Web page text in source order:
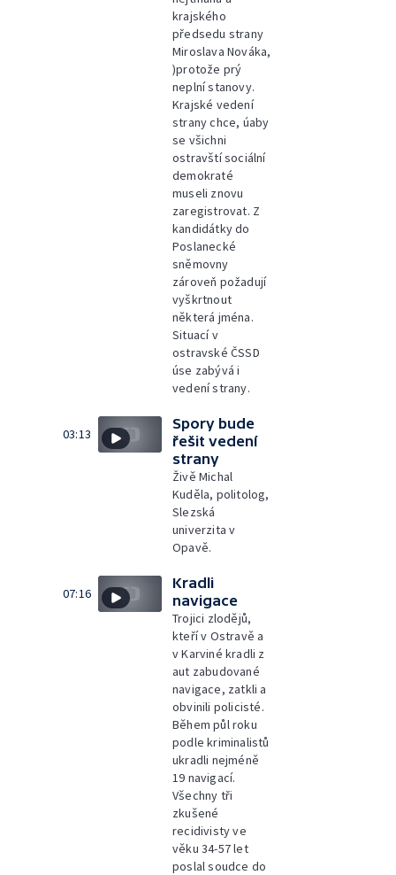
krajského
předsedu strany
Miroslava Nováka,
)protože prý
neplní stanovy.
Krajské vedení
strany chce, úaby
se všichni
ostravští sociální
demokraté
museli znovu
zaregistrovat. Z
kandidátky do
Poslanecké
sněmovny
zároveň požadují
vyškrtnout
některá jména.
Situací v
ostravské ČSSD
úse zabývá i
vedení strany.
03:13
Spory bude
řešit vedení
strany
Živě Michal
Kuděla, politolog,
Slezská
univerzita v
Opavě.
07:16
Kradli
navigace
Trojici zlodějů,
kteří v Ostravě a
v Karviné kradli z
aut zabudované
navigace, zatkli a
obvinili policisté.
Během půl roku
podle kriminalistů
ukradli nejméně
19 navigací.
Všechny tři
zkušené
recidivisty ve
věku 34-57 let
poslal soudce do